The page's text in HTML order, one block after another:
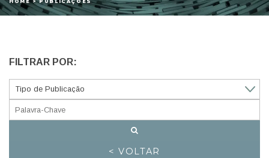
HOME > PUBLICAÇÕES
FILTRAR POR:
< VOLTAR